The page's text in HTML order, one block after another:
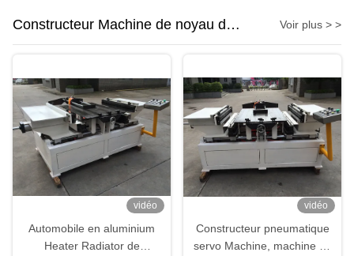
Constructeur Machine de noyau de
radiateur
Voir plus > >
vidéo
Automobile en aluminium
Heater Radiator de
vidéo
Constructeur pneumatique
servo Machine, machine de